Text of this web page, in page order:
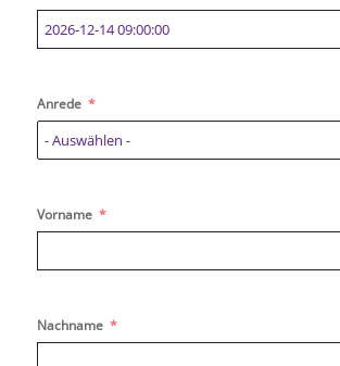
Anrede
Vorname
Nachname